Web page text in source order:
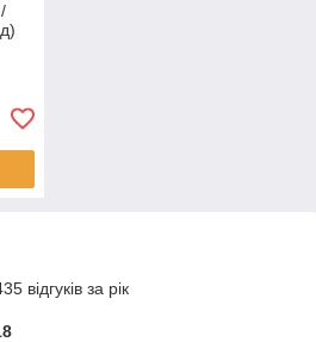
відгуків за рік